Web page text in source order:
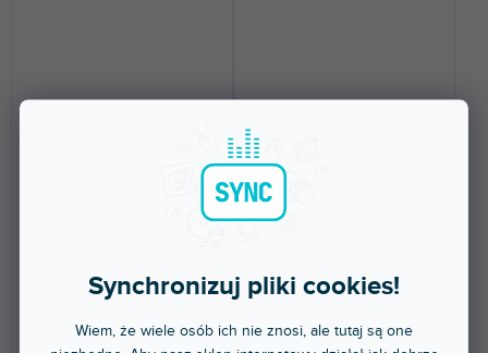
Synchronizuj pliki cookies!
Wiem, że wiele osób ich nie znosi, ale tutaj są one
Naklejka ochronna (skin) dla
Rane FOUR. Ochroni Twój
Skin ONE DAY & NIGHT
White
Naklejka ochronna na Rane ONE.
Ochroni Twój kontroler i nada